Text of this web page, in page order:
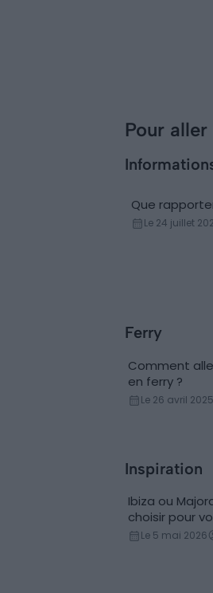
Pour
Cadeaux
Que
Le 24 juillet
Ferry
Comment
en ferry ?
Le 26 avril 2025
Inspiration
Découvertes
Ibiza ou
choisir pour
Le 5 mai 2026